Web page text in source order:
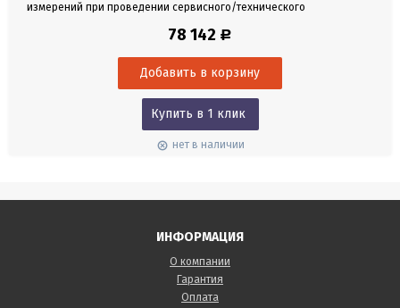
измерений при проведении сервисного/технического
Измеряйте, анализируйте и документируйте с Testo 570. Прочный
с измерениями на холодильных системах и тепловых насосах –...
78 142 Р
Купить в 1 клик
нет в наличии
ИНФОРМАЦИЯ
О компании
Гарантия
Оплата